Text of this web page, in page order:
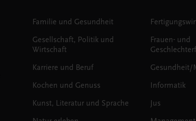
Familie und Gesundheit
Gesellschaft, Politik und
Wirtschaft
Karriere und Beruf
Kochen und Genuss
Kunst, Literatur und Sprache
Frauen- und
Gesundheit/
Informatik
Jus